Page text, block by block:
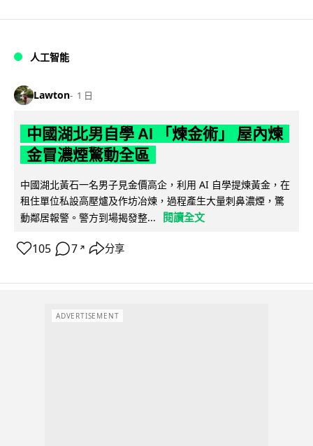
人工智能
Lawton 1 日
中國湖北男自學 AI 「煉金術」 屋內煉
金冒濃煙驚動全區
中國湖北黃石一名男子見金價高企，利用 AI 自學提煉黃金，在
租住單位私設高壓爐及作坊冶煉，過程產生大量刺鼻濃煙，驚
動鄰居報警。警方到場揭發整...
閱讀全文
105 7 ↗ 分享
ADVERTISEMENT